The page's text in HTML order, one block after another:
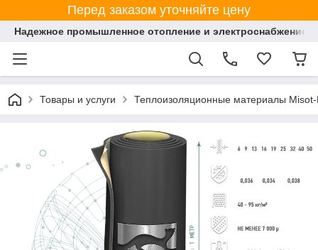
Перед заказом уточняйте цену
Надежное промышленное отопление и электроснабжение
Товары и услуги Теплоизоляционные материалы